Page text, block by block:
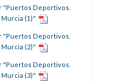
"Puertos Deportivos.
Murcia (1)"
"Puertos Deportivos.
Murcia (2)"
"Puertos Deportivos.
Murcia (3)"